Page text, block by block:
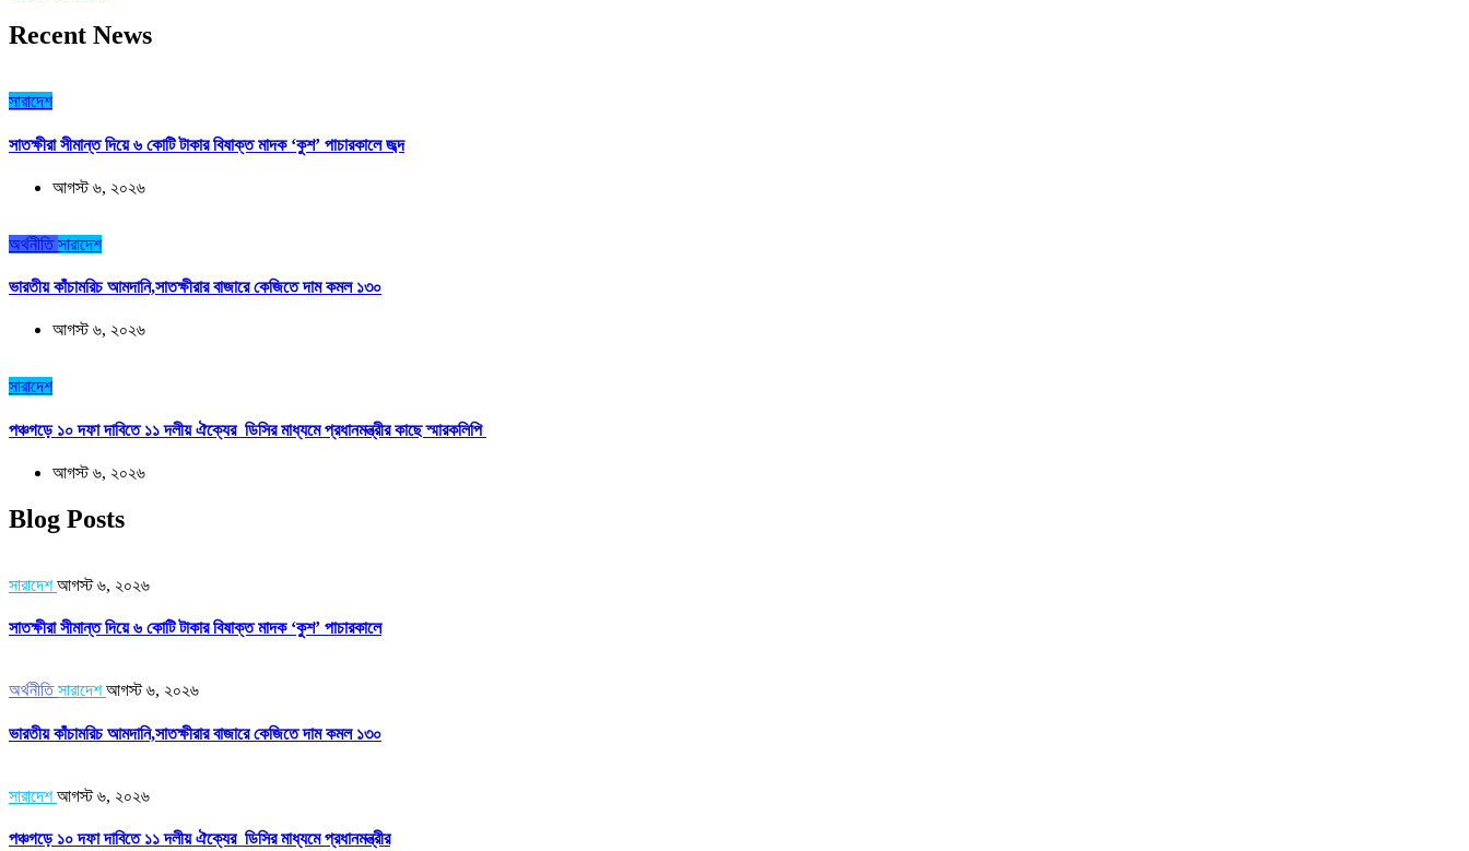
Recent News
সারাদেশ
সাতক্ষীরা সীমান্ত দিয়ে ৬ কোটি টাকার বিষাক্ত মাদক ‘কুশ’ পাচারকালে জব্দ
আগস্ট ৬, ২০২৬
অর্থনীতি সারাদেশ
ভারতীয় কাঁচামরিচ আমদানি,সাতক্ষীরার বাজারে কেজিতে দাম কমল ১৩০
আগস্ট ৬, ২০২৬
সারাদেশ
পঞ্চগড়ে ১০ দফা দাবিতে ১১ দলীয় ঐক্যের ডিসির মাধ্যমে প্রধানমন্ত্রীর কাছে স্মারকলিপি
আগস্ট ৬, ২০২৬
Blog Posts
সারাদেশ আগস্ট ৬, ২০২৬
সাতক্ষীরা সীমান্ত দিয়ে ৬ কোটি টাকার বিষাক্ত মাদক ‘কুশ’ পাচারকালে
অর্থনীতি সারাদেশ আগস্ট ৬, ২০২৬
ভারতীয় কাঁচামরিচ আমদানি,সাতক্ষীরার বাজারে কেজিতে দাম কমল ১৩০
সারাদেশ আগস্ট ৬, ২০২৬
পঞ্চগড়ে ১০ দফা দাবিতে ১১ দলীয় ঐক্যের ডিসির মাধ্যমে প্রধানমন্ত্রীর